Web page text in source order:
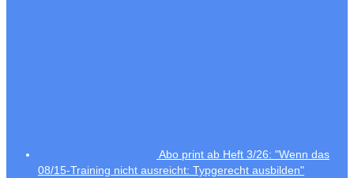
Abo print ab Heft 3/26: "Wenn das
08/15-Training nicht ausreicht: Typgerecht ausbilden"